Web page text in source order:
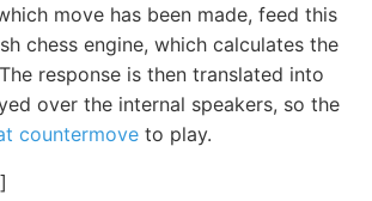
move has been made, feed this
chess engine, which calculates the
response is then translated into
over the internal speakers, so the
countermove to play.